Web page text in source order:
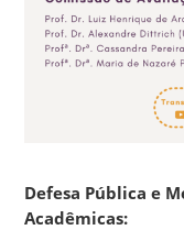
Defesa Pública e
Acadêmicas: